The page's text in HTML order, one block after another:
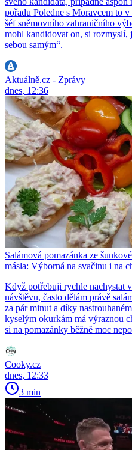
pořadu Poledne s Moravcem to
šéf sněmovního zahraničního
mohl kandidovat on, si rozmyslí,
sebou samým“.
Aktuálně.cz - Zprávy
dnes, 12:36
Salámová pomazánka ze
másla: Výborná na svačinu i na
Když potřebuji rychle nachystat
návštěvu, často dělám právě
za pár minut a díky
kyselým okurkám má výraznou
si na pomazánky běžně moc
Cooky.cz
dnes, 12:33
3 min